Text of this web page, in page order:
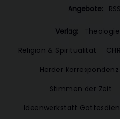
Angebote:
Verlag:
Religion & Spiritualität
Herder Korrespondenz
Stimmen der Zeit
Ideenwerkstatt